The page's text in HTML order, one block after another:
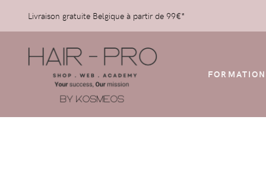
Livraison gratuite Belgique à partir de 99€*